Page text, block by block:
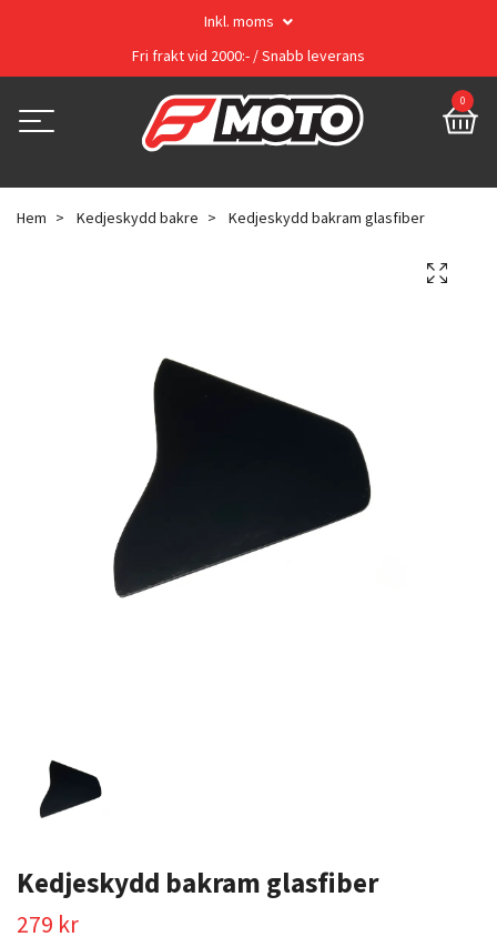
Inkl. moms
Fri frakt vid 2000:- / Snabb leverans
0
Hem Kedjeskydd bakre Kedjeskydd bakram glasfiber
Kedjeskydd bakram glasfiber
279 kr